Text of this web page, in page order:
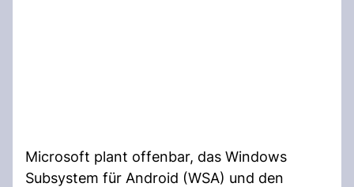
Microsoft plant offenbar, das Windows
Subsystem für Android (WSA) und den